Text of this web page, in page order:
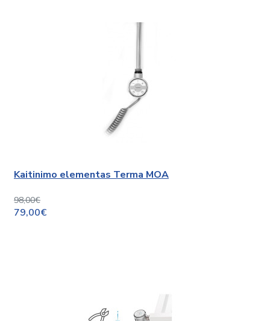
Kaitinimo elementas Terma MOA
98,00€
79,00€